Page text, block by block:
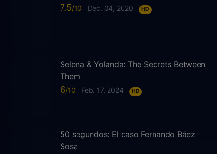
7.5 Dec. 04, 2020 HD
Selena & Yolanda: The Secrets Between
Them
6 Feb. 17, 2024 HD
50 segundos: El caso Fernando Báez
Sosa